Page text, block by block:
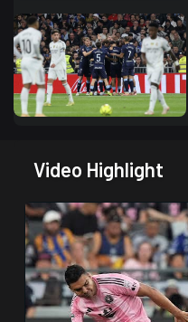
Video Highlight